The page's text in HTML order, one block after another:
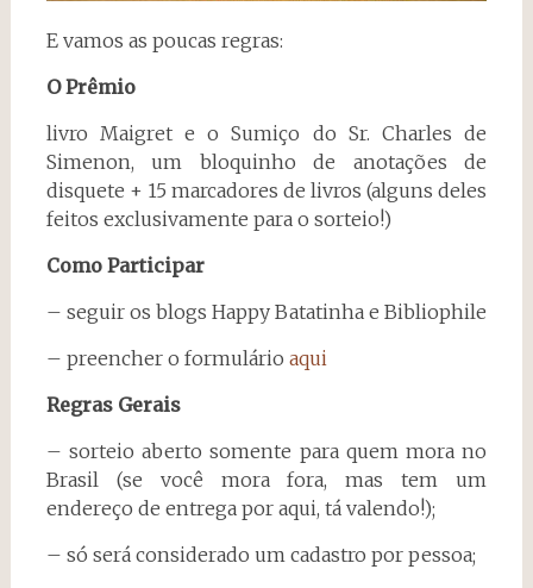
E vamos as poucas regras:
O Prêmio
livro Maigret e o Sumiço do Sr. Charles de
Simenon, um bloquinho de anotações de
disquete + 15 marcadores de livros (alguns deles
feitos exclusivamente para o sorteio!)
Como Participar
– seguir os blogs Happy Batatinha e Bibliophile
– preencher o formulário aqui
Regras Gerais
– sorteio aberto somente para quem mora no
Brasil (se você mora fora, mas tem um
endereço de entrega por aqui, tá valendo!);
– só será considerado um cadastro por pessoa;